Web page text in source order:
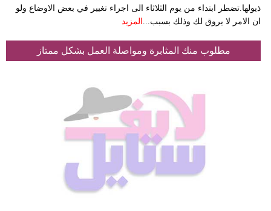
ذيولها.تضطر ابتداء من يوم الثلاثاء الى اجراء تغيير في بعض الاوضاع ولو
ان الامر لا يروق لك وذلك بسبب... المزيد
مطلوب منك المثابرة ومواصلة العمل بشكل ممتاز